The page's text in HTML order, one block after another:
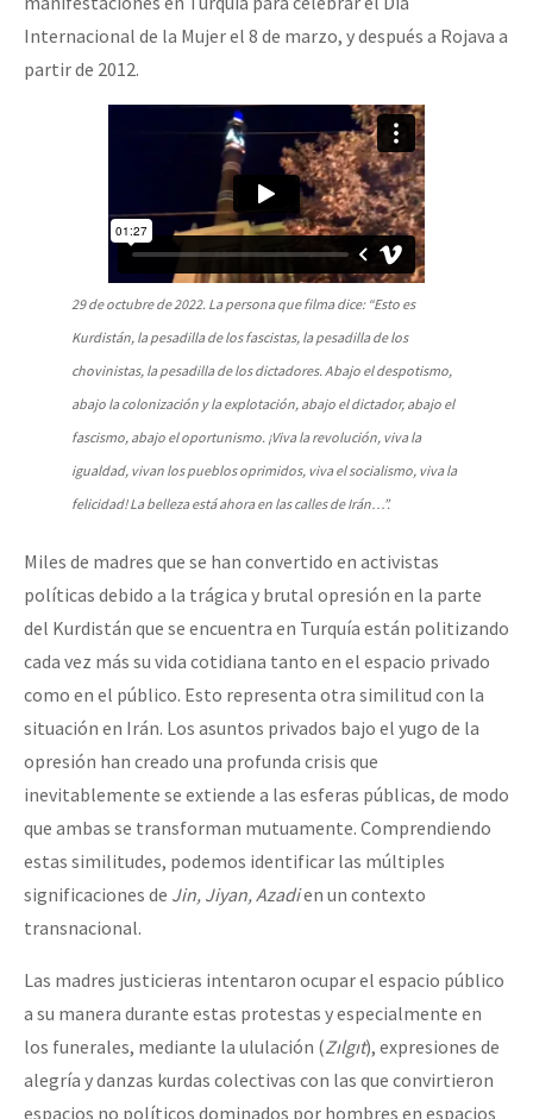
Internacional de la Mujer el 8 de marzo, y después a Rojava a
partir de 2012.
29 de octubre de 2022. La persona que filma dice: “Esto es
Kurdistán, la pesadilla de los fascistas, la pesadilla de los
chovinistas, la pesadilla de los dictadores. Abajo el despotismo,
abajo la colonización y la explotación, abajo el dictador, abajo el
fascismo, abajo el oportunismo. ¡Viva la revolución, viva la
igualdad, vivan los pueblos oprimidos, viva el socialismo, viva la
felicidad! La belleza está ahora en las calles de Irán…”.
Miles de madres que se han convertido en activistas
políticas debido a la trágica y brutal opresión en la parte
del Kurdistán que se encuentra en Turquía están politizando
cada vez más su vida cotidiana tanto en el espacio privado
como en el público. Esto representa otra similitud con la
situación en Irán. Los asuntos privados bajo el yugo de la
opresión han creado una profunda crisis que
inevitablemente se extiende a las esferas públicas, de modo
que ambas se transforman mutuamente. Comprendiendo
estas similitudes, podemos identificar las múltiples
significaciones de Jin, Jiyan, Azadien un contexto
transnacional.
Las madres justicieras intentaron ocupar el espacio público
a su manera durante estas protestas y especialmente en
los funerales, mediante la ululación (Zılgıt), expresiones de
alegría y danzas kurdas colectivas con las que convirtieron
espacios no políticos dominados por hombres en espacios